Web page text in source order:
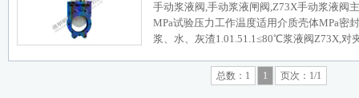
手动浆液阀,手动浆液闸阀,Z73X手动浆液阀
MPa试验压力工作温度适用介质壳体MPa密
浆、水、灰渣1.01.51.1≤80℃浆液阀Z73X,对
总数：1 1 页次：1/1